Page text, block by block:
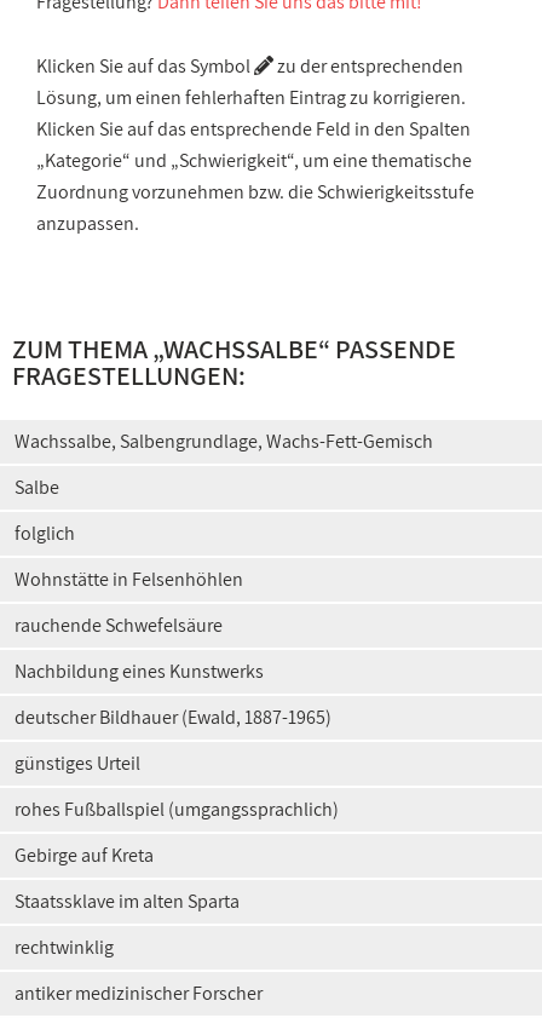
Klicken Sie auf das Symbol
zu der entsprechenden
Lösung, um einen fehlerhaften Eintrag zu korrigieren.
Klicken Sie auf das entsprechende Feld in den Spalten
„Kategorie“ und „Schwierigkeit“, um eine thematische
Zuordnung vorzunehmen bzw. die Schwierigkeitsstufe
anzupassen.
ZUM THEMA „WACHSSALBE“ PASSENDE
FRAGESTELLUNGEN:
Wachssalbe, Salbengrundlage, Wachs-Fett-Gemisch
Salbe
folglich
Wohnstätte in Felsenhöhlen
rauchende Schwefelsäure
Nachbildung eines Kunstwerks
deutscher Bildhauer (Ewald, 1887-1965)
günstiges Urteil
rohes Fußballspiel (umgangssprachlich)
Gebirge auf Kreta
Staatssklave im alten Sparta
rechtwinklig
antiker medizinischer Forscher